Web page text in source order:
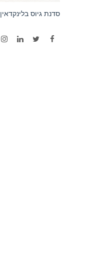
סדנת גיוס בלינקדאין